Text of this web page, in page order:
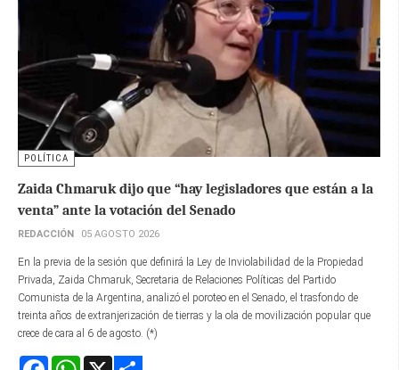
POLÍTICA
Zaida Chmaruk dijo que “hay legisladores que están a la
venta” ante la votación del Senado
REDACCIÓN 05 AGOSTO 2026
En la previa de la sesión que definirá la Ley de Inviolabilidad de la Propiedad
Privada, Zaida Chmaruk, Secretaria de Relaciones Políticas del Partido
Comunista de la Argentina, analizó el poroteo en el Senado, el trasfondo de
treinta años de extranjerización de tierras y la ola de movilización popular que
crece de cara al 6 de agosto. (*)
FacebookWhatsApp